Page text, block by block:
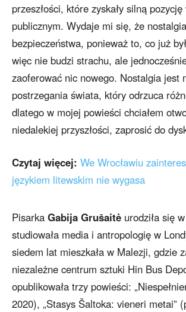
przeszłości, które zyskały silną
publicznym. Wydaje mi się, że
bezpieczeństwa, ponieważ to, co już
więc nie budzi strachu, ale
zaoferować nic nowego. Nostalgia jest
postrzegania świata, który odrzuca
dlatego w mojej powieści chciałem
niedalekiej przyszłości, zaprosić do
Czytaj więcej: We Wrocławiu
językiem litewskim nie wygasa
Pisarka Gabija Grušaitė urodziła się
studiowała media i antropologię w
siedem lat mieszkała w Malezji, gdzie
niezależne centrum sztuki Hin Bus
opublikowała trzy powieści:
2020), „Stasys Šaltoka: vieneri metai”